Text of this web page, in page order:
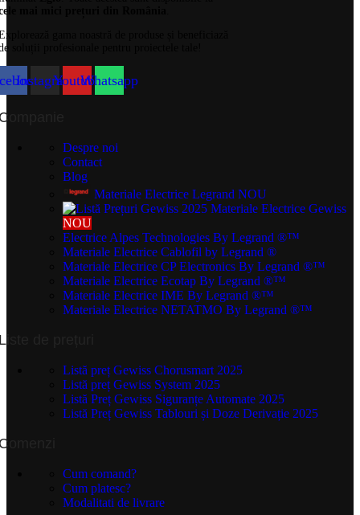
mai mici prețuri din România
gama noastră de produse și beneficiază
soluții profesionale pentru proiectele tale!
InstagramYoutubeWhatsapp
Despre noi
Contact
Blog
Materiale Electrice Legrand NOU
Materiale Electrice Gewiss
NOU
Electrice Alpes Technologies By Legrand ®™
Materiale Electrice Cablofil by Legrand ®
Materiale Electrice CP Electronics By Legrand ®™
Materiale Electrice Ecotap By Legrand ®™
Materiale Electrice IME By Legrand ®™
Materiale Electrice NETATMO By Legrand ®™
de prețuri
Listă preț Gewiss Chorusmart 2025
Listă preț Gewiss System 2025
Listă Preț Gewiss Siguranțe Automate 2025
Listă Preț Gewiss Tablouri și Doze Derivație 2025
Cum comand?
Cum platesc?
Modalitati de livrare